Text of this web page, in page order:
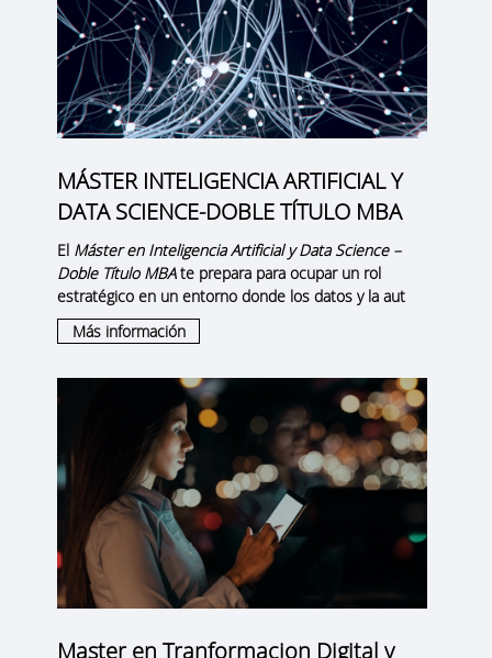
MÁSTER INTELIGENCIA ARTIFICIAL Y
DATA SCIENCE-DOBLE TÍTULO MBA
El Máster en Inteligencia Artificial y Data Science –
Doble Título MBAte prepara para ocupar un rol
estratégico en un entorno donde los datos y la aut
Más información
Master en Tranformacion Digital y